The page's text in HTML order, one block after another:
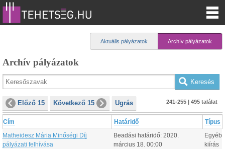
Aktuális pályázatok Archív pályázatok
Archív pályázatok
Előző 15 Következő 15 Ugrás 241-255 | 495 találat
Cím Határidő Típus
Matheidesz Mária Minőségi Díj
pályázati felhívása
Beadási határidő: 2020.
március 18 00:00
Egyéb
kiírás